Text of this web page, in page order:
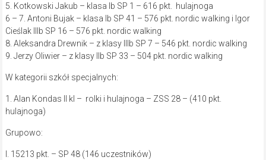
5. Kotkowski Jakub – klasa Ib SP 1 – 616 pkt. hulajnoga
6 – 7. Antoni Bujak – klasa Ib SP 41 – 576 pkt. nordic walking i Igor
Cieślak IIIb SP 16 – 576 pkt. nordic walking
8. Aleksandra Drewnik – z klasy IIIb SP 7 – 546 pkt. nordic walking
9. Jerzy Oliwier – z klasy IIb SP 33 – 504 pkt. nordic walking
W kategorii szkół specjalnych:
1. Alan Kondas II kl – rolki i hulajnoga – ZSS 28 – (410 pkt.
hulajnoga)
Grupowo:
I. 15213 pkt. – SP 48 (146 uczestników)